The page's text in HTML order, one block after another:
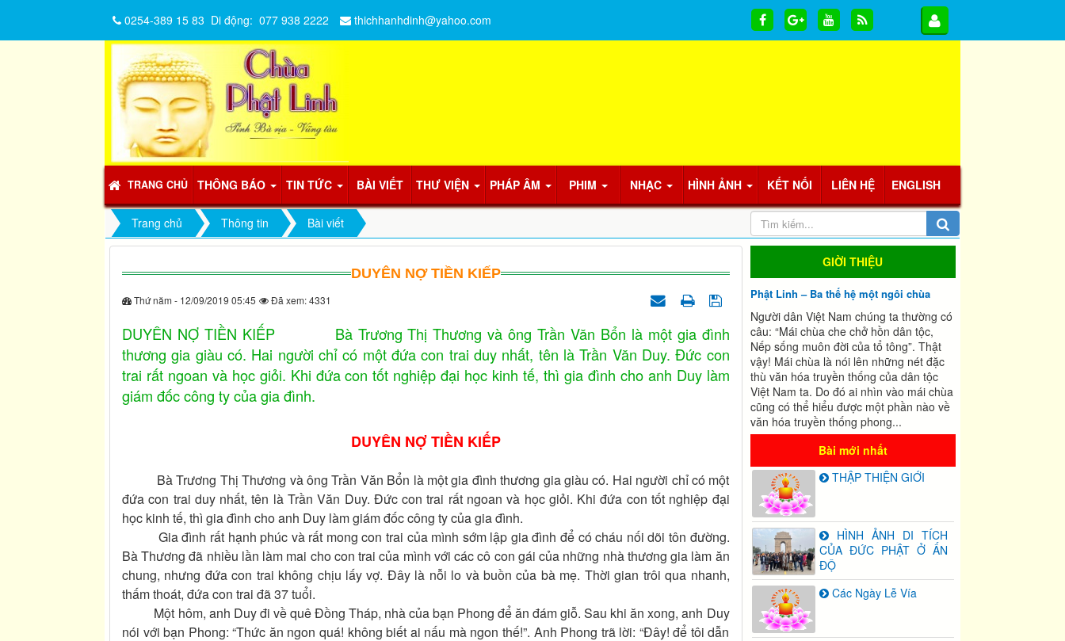
TRANG CHỦ THÔNG BÁO TIN TỨC BÀI VIẾT THƯ VIỆN PHÁP ÂM PHIM NHẠC HÌNH ẢNH KẾT NỐI LIÊN HỆ ENGLISH
0254-389 15 83 Di động: 077 938 2222 thichhanhdinh@yahoo.com
Trang chủ Thông tin Bài viết
DUYÊN NỢ TIỀN KIẾP
Thứ năm - 12/09/2019 05:45 Đã xem: 4331
DUYÊN NỢ TIỀN KIẾP Bà Trương Thị Thương và ông Trần Văn Bổn là một gia đình
thương gia giàu có. Hai người chỉ có một đứa con trai duy nhất, tên là Trần Văn Duy. Đức con
trai rất ngoan và học giỏi. Khi đứa con tốt nghiệp đại học kinh tế, thì gia đình cho anh Duy làm
giám đốc công ty của gia đình.
DUYÊN NỢ TIỀN KIẾP
Bà Trương Thị Thương và ông Trần Văn Bổn là một gia đình thương gia giàu có. Hai người chỉ có một
đứa con trai duy nhất, tên là Trần Văn Duy. Đức con trai rất ngoan và học giỏi. Khi đứa con tốt nghiệp đại
học kinh tế, thì gia đình cho anh Duy làm giám đốc công ty của gia đình.
Gia đình rất hạnh phúc và rất mong con trai của mình sớm lập gia đình để có cháu nối dõi tôn đường.
Bà Thương đã nhiều lần làm mai cho con trai của mình với các cô con gái của những nhà thương gia làm ăn
chung, nhưng đứa con trai không chịu lấy vợ. Đây là nỗi lo và buồn của bà mẹ. Thời gian trôi qua nhanh,
thấm thoát, đứa con trai đã 37 tuổi.
Một hôm, anh Duy đi về quê Đồng Tháp, nhà của bạn Phong để ăn đám giỗ. Sau khi ăn xong, anh Duy
nói với bạn Phong: “Thức ăn ngon quá! không biết ai nấu mà ngon thế!”. Anh Phong trã lời: “Đây! để tôi dẫn
GIỜI THIỆU
Phật Linh – Ba thế hệ một ngôi chùa
Người dân Việt Nam chúng ta thường có
câu: “Mái chùa che chở hồn dân tộc,
Nếp sống muôn đời của tổ tông”. Thật
vậy! Mái chùa là nói lên những nét đặc
thù văn hóa truyền thống của dân tộc
Việt Nam ta. Do đó ai nhìn vào mái chùa
cũng có thể hiểu được một phần nào về
văn hóa truyền thống phong...
Bài mới nhất
THẬP THIỆN GIỚI
HÌNH ẢNH DI TÍCH
CỦA ĐỨC PHẬT Ở ẤN
ĐỘ
Các Ngày Lễ Vía